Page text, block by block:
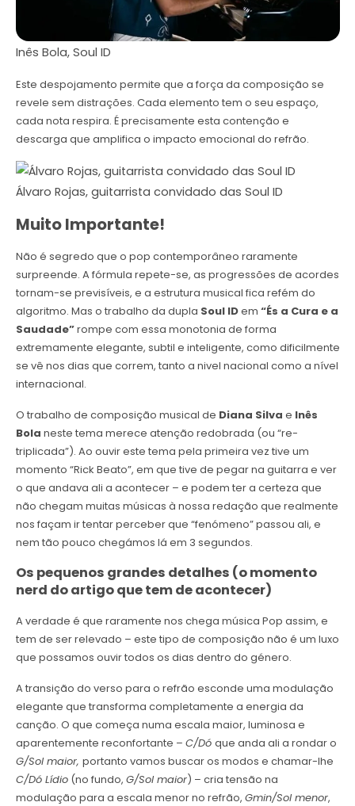
Inês Bola, Soul ID
Este despojamento permite que a força da composição se
revele sem distrações. Cada elemento tem o seu espaço,
cada nota respira. É precisamente esta contenção e
descarga que amplifica o impacto emocional do refrão.
Álvaro Rojas, guitarrista convidado das Soul ID
Muito Importante!
Não é segredo que o pop contemporâneo raramente
surpreende. A fórmula repete-se, as progressões de acordes
tornam-se previsíveis, e a estrutura musical fica refém do
algoritmo. Mas o trabalho da dupla Soul IDem “És a Cura e a
Saudade”rompe com essa monotonia de forma
extremamente elegante, subtil e inteligente, como dificilmente
se vê nos dias que correm, tanto a nivel nacional como a nível
internacional.
O trabalho de composição musical de Diana Silva e Inês
Bola neste tema merece atenção redobrada (ou “re-
triplicada”). Ao ouvir este tema pela primeira vez tive um
momento “Rick Beato”, em que tive de pegar na guitarra e ver
o que andava ali a acontecer – e podem ter a certeza que
não chegam muitas músicas à nossa redação que realmente
nos façam ir tentar perceber que “fenómeno” passou ali, e
nem tão pouco chegámos lá em 3 segundos.
Os pequenos grandes detalhes (o momento
nerd do artigo que tem de acontecer)
A verdade é que raramente nos chega música Pop assim, e
tem de ser relevado – este tipo de composição não é um luxo
que possamos ouvir todos os dias dentro do género.
A transição do verso para o refrão esconde uma modulação
elegante que transforma completamente a energia da
canção. O que começa numa escala maior, luminosa e
aparentemente reconfortante – C/Dó que anda ali a rondar o
G/Sol maior, portanto vamos buscar os modos e chamar-lhe
C/Dó Lídio(no fundo, G/Sol maior) – cria tensão na
modulação para a escala menor no refrão, Gmin/Sol menor,